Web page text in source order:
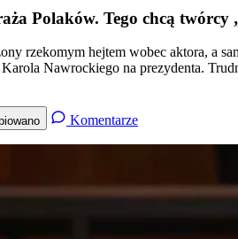
Polaków. Tego chcą twórcy
rzekomym hejtem wobec aktora,
Nawrockiego na prezydenta.
Komentarze